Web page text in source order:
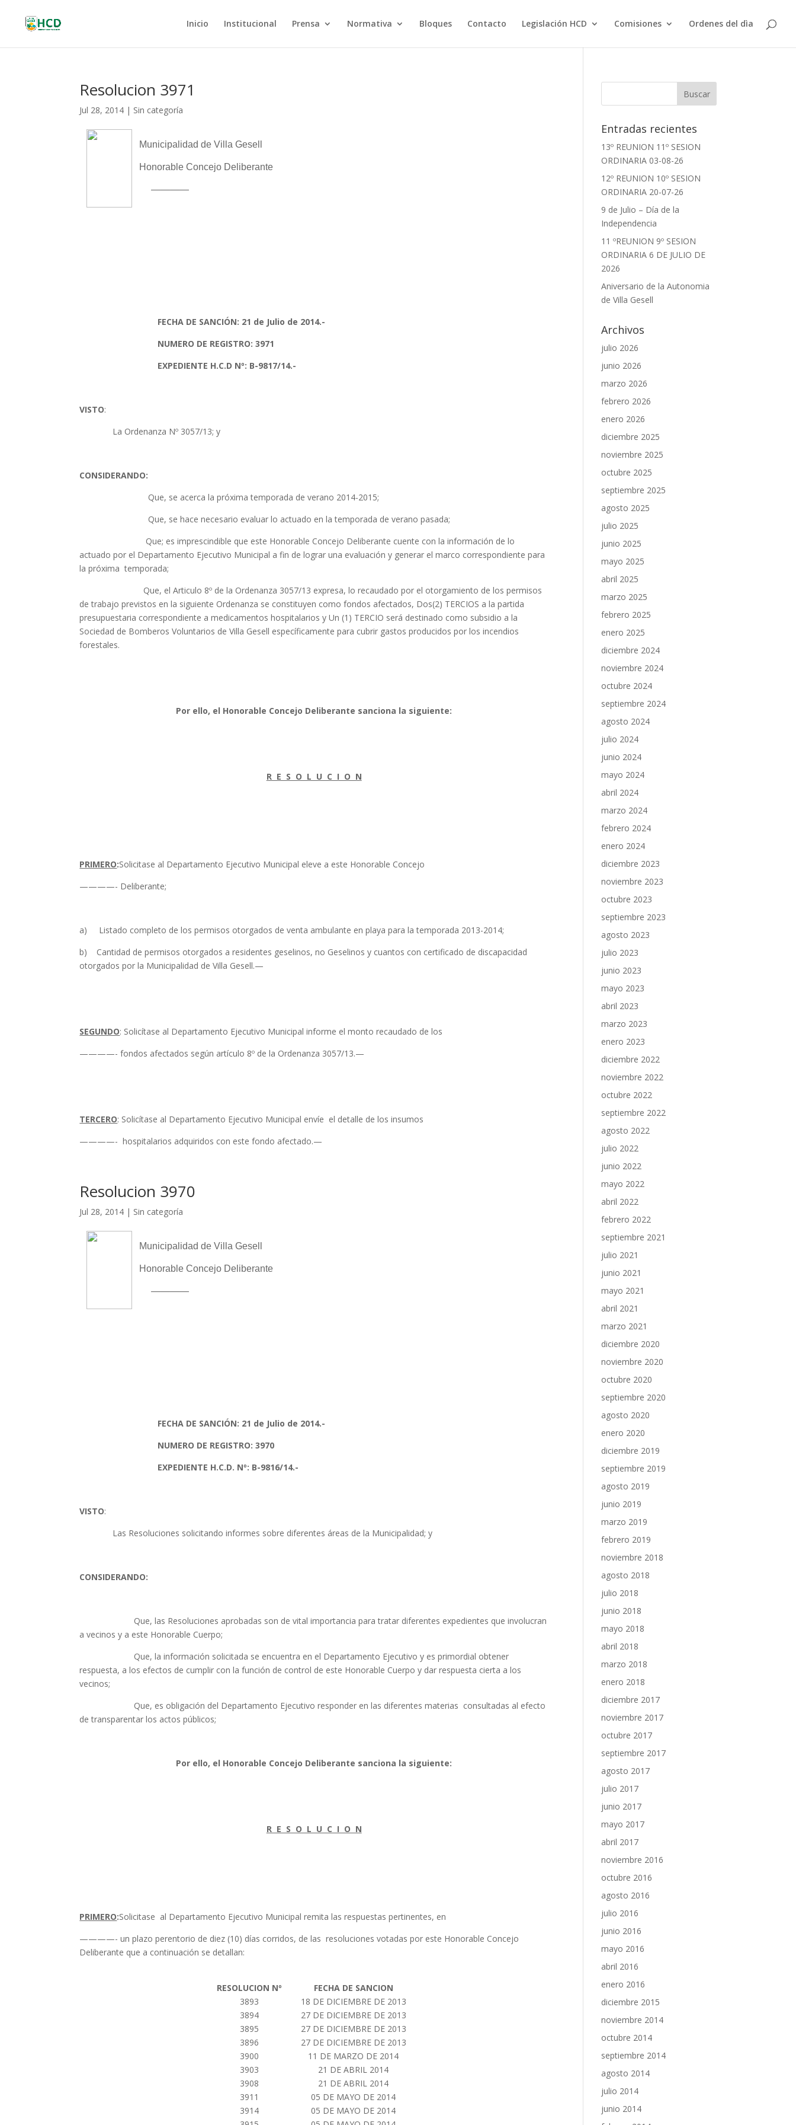
Inicio Institucional Prensa Normativa Bloques Contacto Legislación HCD Comisiones Ordenes del dìa
Resolucion 3971
Jul 28, 2014 | Sin categoría
Municipalidad de Villa Gesell
Honorable Concejo Deliberante
————
FECHA DE SANCIÓN: 21 de Julio de 2014.-
NUMERO DE REGISTRO: 3971
EXPEDIENTE H.C.D Nº: B-9817/14.-
VISTO:
La Ordenanza Nº 3057/13; y
CONSIDERANDO:
Que, se acerca la próxima temporada de verano 2014-2015;
Que, se hace necesario evaluar lo actuado en la temporada de verano pasada;
Que; es imprescindible que este Honorable Concejo Deliberante cuente con la información de lo
actuado por el Departamento Ejecutivo Municipal a fin de lograr una evaluación y generar el marco correspondiente para
la próxima temporada;
Que, el Articulo 8º de la Ordenanza 3057/13 expresa, lo recaudado por el otorgamiento de los permisos
de trabajo previstos en la siguiente Ordenanza se constituyen como fondos afectados, Dos(2) TERCIOS a la partida
presupuestaria correspondiente a medicamentos hospitalarios y Un (1) TERCIO será destinado como subsidio a la
Sociedad de Bomberos Voluntarios de Villa Gesell específicamente para cubrir gastos producidos por los incendios
forestales.
Por ello, el Honorable Concejo Deliberante sanciona la siguiente:
R E S O L U C I O N
PRIMERO:Solicitase al Departamento Ejecutivo Municipal eleve a este Honorable Concejo
————- Deliberante;
a) Listado completo de los permisos otorgados de venta ambulante en playa para la temporada 2013-2014;
b) Cantidad de permisos otorgados a residentes geselinos, no Geselinos y cuantos con certificado de discapacidad
otorgados por la Municipalidad de Villa Gesell.—
SEGUNDO: Solicítase al Departamento Ejecutivo Municipal informe el montorecaudado de los
————- fondos afectados según artículo 8º de la Ordenanza 3057/13.—
TERCERO: Solicítase al Departamento Ejecutivo Municipal envíe el detalle de losinsumos
————- hospitalarios adquiridos con este fondo afectado.—
Resolucion 3970
Jul 28, 2014 | Sin categoría
Municipalidad de Villa Gesell
Honorable Concejo Deliberante
————
FECHA DE SANCIÓN: 21 de Julio de 2014.-
NUMERO DE REGISTRO: 3970
EXPEDIENTE H.C.D. Nº: B-9816/14.-
VISTO:
Las Resoluciones solicitando informes sobre diferentes áreas de la Municipalidad; y
CONSIDERANDO:
Que, las Resoluciones aprobadas son de vital importancia para tratar diferentes expedientes que involucran
a vecinos y a este Honorable Cuerpo;
Que, la información solicitada se encuentra en el Departamento Ejecutivo y es primordial obtener
respuesta, a los efectos de cumplir con la función de control de este Honorable Cuerpo y dar respuesta cierta a los
vecinos;
Que, es obligación del Departamento Ejecutivo responder en las diferentes materias consultadas al efecto
de transparentar los actos públicos;
Por ello, el Honorable Concejo Deliberante sanciona la siguiente:
R E S O L U C I O N
PRIMERO:Solicitase al Departamento Ejecutivo Municipal remita las respuestaspertinentes, en
————- un plazo perentorio de diez (10) días corridos, de las resoluciones votadas por este Honorable Concejo
Deliberante que a continuación se detallan:
RESOLUCION Nº
FECHA DE SANCION
3893
18 DE DICIEMBRE DE 2013
3894
27 DE DICIEMBRE DE 2013
3895
27 DE DICIEMBRE DE 2013
3896
27 DE DICIEMBRE DE 2013
3900
11 DE MARZO DE 2014
3903
21 DE ABRIL 2014
3908
21 DE ABRIL 2014
3911
05 DE MAYO DE 2014
3914
05 DE MAYO DE 2014
Entradas recientes
13º REUNION 11º SESION
ORDINARIA 03-08-26
12º REUNION 10º SESION
ORDINARIA 20-07-26
9 de Julio – Día de la
Independencia
11 ºREUNION 9º SESION
ORDINARIA 6 DE JULIO DE
2026
Aniversario de la Autonomia
de Villa Gesell
Archivos
julio 2026
junio 2026
marzo 2026
febrero 2026
enero 2026
diciembre 2025
noviembre 2025
octubre 2025
septiembre 2025
agosto 2025
julio 2025
junio 2025
mayo 2025
abril 2025
marzo 2025
febrero 2025
enero 2025
diciembre 2024
noviembre 2024
octubre 2024
septiembre 2024
agosto 2024
julio 2024
junio 2024
mayo 2024
abril 2024
marzo 2024
febrero 2024
enero 2024
diciembre 2023
noviembre 2023
octubre 2023
septiembre 2023
agosto 2023
julio 2023
junio 2023
mayo 2023
abril 2023
marzo 2023
enero 2023
diciembre 2022
noviembre 2022
octubre 2022
septiembre 2022
agosto 2022
julio 2022
junio 2022
mayo 2022
abril 2022
febrero 2022
septiembre 2021
julio 2021
junio 2021
mayo 2021
abril 2021
marzo 2021
diciembre 2020
noviembre 2020
octubre 2020
septiembre 2020
agosto 2020
enero 2020
diciembre 2019
septiembre 2019
agosto 2019
junio 2019
marzo 2019
febrero 2019
noviembre 2018
agosto 2018
julio 2018
junio 2018
mayo 2018
abril 2018
marzo 2018
enero 2018
diciembre 2017
noviembre 2017
octubre 2017
septiembre 2017
agosto 2017
julio 2017
junio 2017
mayo 2017
abril 2017
noviembre 2016
octubre 2016
agosto 2016
julio 2016
junio 2016
mayo 2016
abril 2016
enero 2016
diciembre 2015
noviembre 2014
octubre 2014
septiembre 2014
agosto 2014
julio 2014
junio 2014